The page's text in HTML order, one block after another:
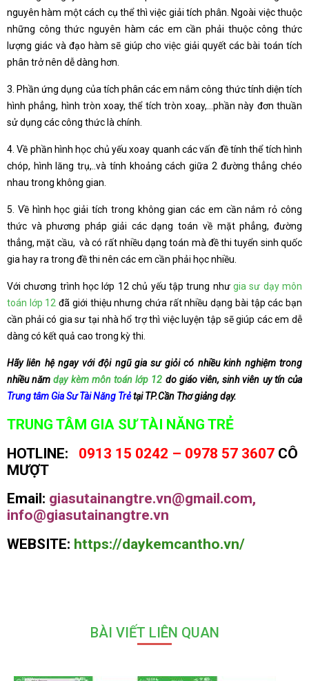
nguyên hàm một cách cụ thể thì việc giải tích phân. Ngoài việc thuộc
những công thức nguyên hàm các em cần phải thuộc công thức
lượng giác và đạo hàm sẽ giúp cho việc giải quyết các bài toán tích
phân trở nên dễ dàng hơn.
3. Phần ứng dụng của tích phân các em nắm công thức tính diện tích
hình phẳng, hình tròn xoay, thể tích tròn xoay,…phần này đơn thuần
sử dụng các công thức là chính.
4. Về phần hình học chủ yếu xoay quanh các vấn đề tính thể tích hình
chóp, hình lăng trụ,..và tính khoảng cách giữa 2 đường thẳng chéo
nhau trong không gian.
5. Về hình học giải tích trong không gian các em cần nắm rỏ công
thức và phương pháp giải các dạng toán về mặt phẳng, đường
thẳng, mặt cầu, và có rất nhiều dạng toán mà đề thi tuyển sinh quốc
gia hay ra trong đề thi nên các em cần phải học nhiều.
Với chương trình học lớp 12 chủ yếu tập trung như gia sư dạy môn
toán lớp 12 đã giới thiệu nhưng chứa rất nhiều dạng bài tập các bạn
cần phải có gia sư tại nhà hổ trợ thì việc luyện tập sẽ giúp các em dễ
dàng có kết quả cao trong kỳ thi.
Hãy liên hệ ngay với đội ngũ gia sư giỏi có nhiều kinh nghiệm trong
nhiều nămdạy kèm môn toán lớp 12 do giáo viên, sinh viên uy tín của
Trung tâm Gia Sư Tài Năng Trẻtại TP.Cần Thơ giảng dạy.
TRUNG TÂM GIA SƯ TÀI NĂNG TRẺ
HOTLINE:
0913 15 0242 – 0978 57 3607 CÔ
MƯỢT
Email: giasutainangtre.vn@gmail.com,
info@giasutainangtre.vn
WEBSITE: https://daykemcantho.vn/
BÀI VIẾT LIÊN QUAN